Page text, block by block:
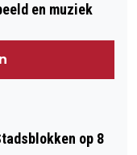
en muziek
op 8